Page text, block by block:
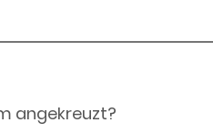
angekreuzt?